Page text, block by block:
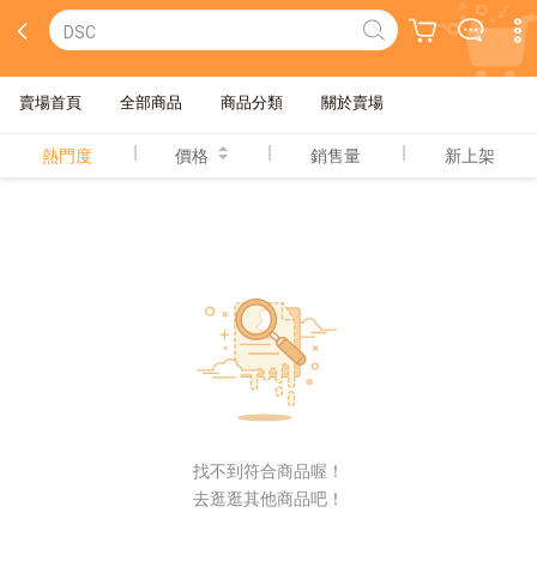
DSC
賣場首頁 全部商品 商品分類 關於賣場
熱門度 價格 銷售量 新上架
找不到符合商品喔！
去逛逛其他商品吧！